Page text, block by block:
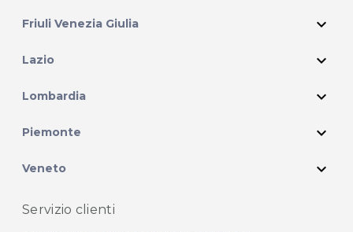
Friuli Venezia Giulia expand_more
Lazio expand_more
Lombardia expand_more
Piemonte expand_more
Veneto expand_more
Servizio clienti